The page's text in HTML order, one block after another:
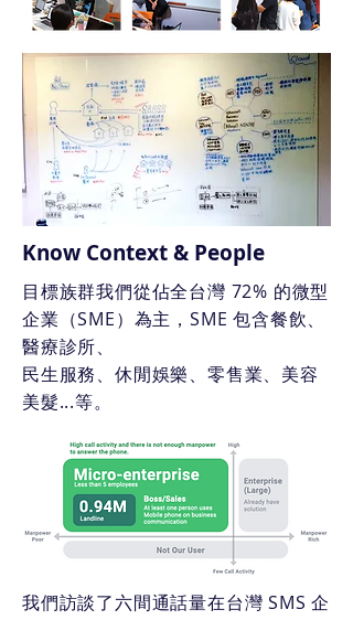
Know Context & People
目標族群我們從佔全台灣 72% 的微型
企業（SME）為主，SME 包含餐飲、
醫療診所、
民生服務、休閒娛樂、零售業、美容
美髮...等。
我們訪談了六間通話量在台灣 SMS 企